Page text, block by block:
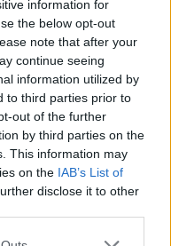
information for
the below opt-out
note that after your
continue seeing
information utilized by
to third parties prior to
out of the further
by third parties on the
This information may
on the IAB’s List of
disclose it to other
one or more Google
επειδή